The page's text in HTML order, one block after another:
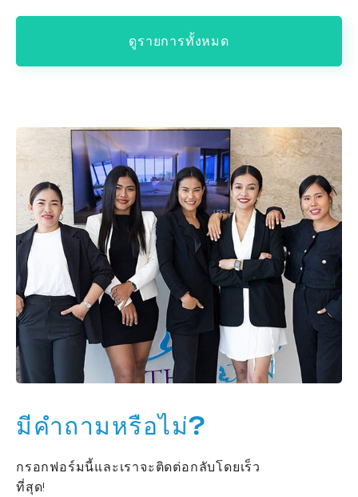
ดูรายการทั้งหมด
มีคำถามหรือไม่?
กรอกฟอร์มนี้และเราจะติดต่อกลับโดยเร็ว
ที่สุด!